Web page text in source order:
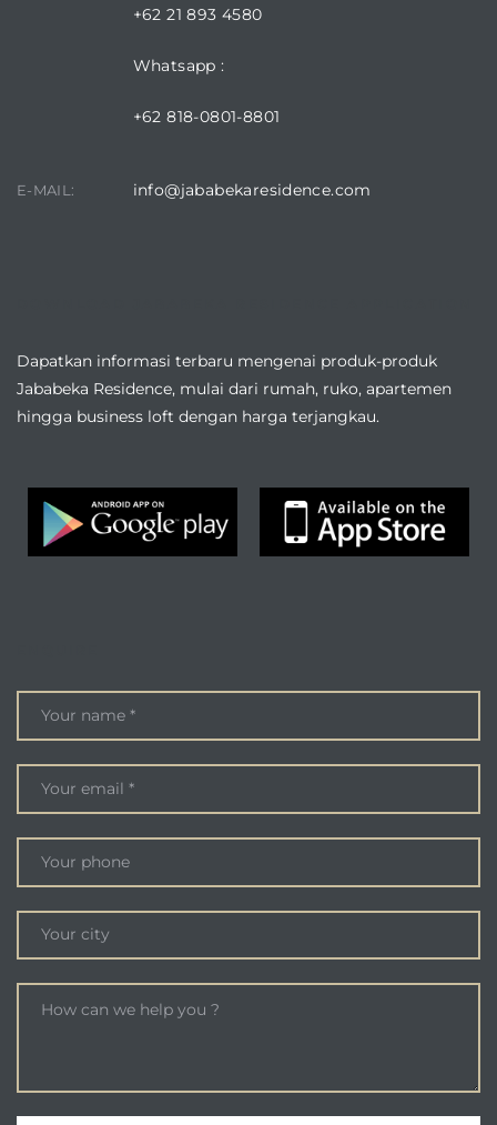
+62 21 893 4580
Whatsapp :
+62 818-0801-8801
E-MAIL: info@jababekaresidence.com
Dapatkan informasi terbaru mengenai produk-produk
Jababeka Residence, mulai dari rumah, ruko, apartemen
hingga business loft dengan harga terjangkau.